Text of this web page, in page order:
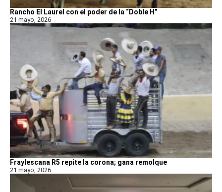
Rancho El Laurel con el poder de la “Doble H”
21 mayo, 2026
Fraylescana R5 repite la corona; gana remolque
21 mayo, 2026